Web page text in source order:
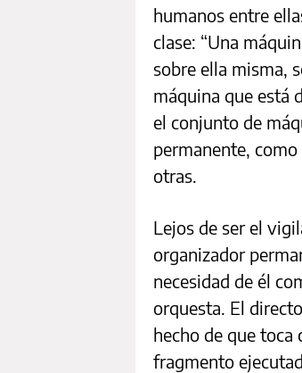
humanos entre
clase: “Una
sobre ella misma,
máquina que está
el conjunto de
permanente,
otras.
Lejos de ser el
organizador
necesidad de él
orquesta. El
hecho de que
fragmento